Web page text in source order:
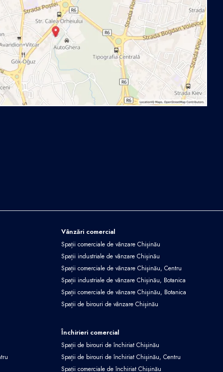
Vânzări comercial
Spații comerciale de vânzare Chișinău
Spații industriale de vânzare Chișinău
Spații comerciale de vânzare Chișinău, Centru
Spații industriale de vânzare Chișinău, Botanica
Spații comerciale de vânzare Chișinău, Botanica
Spații de birouri de vânzare Chișinău
Închirieri comercial
Spații de birouri de închiriat Chișinău
Spații de birouri de închiriat Chișinău, Centru
Spații comerciale de închiriat Chișinău